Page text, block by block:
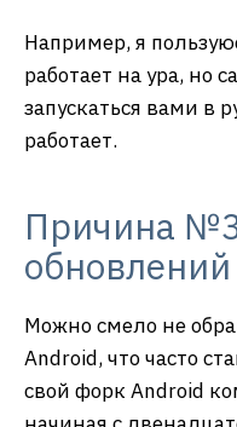
Например, я
работает на ура, но
запускаться вами в
работает.
Причина
Можно смело не
Android, что часто
свой форк Android